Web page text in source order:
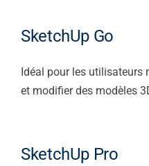
SketchUp Go
Idéal pour les utilisateurs
et modifier des modèles
SketchUp Pro